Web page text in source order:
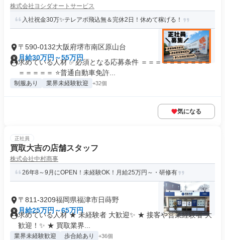
株式会社ヨシダオートサービス
入社祝金30万✨テレアポ飛込無＆完休2日！休めて稼げる！
〒590-0132大阪府堺市南区原山台
月給30万円～55万円
求めている人材 ✅必須となる応募条件 ＝＝＝＝＝＝＝＝＝＝
＝＝＝＝＝ ⭐普通自動車免許...
制服あり 業界未経験歓迎 +32個
気になる
正社員
買取大吉の店舗スタッフ
株式会社中村商事
26年8～9月にOPEN！未経験OK！月給25万円～・研修有
〒811-3209福岡県福津市日蒔野
月給25万円～65万円
求めている人材 ★ 未経験者 大歓迎✨ ★ 接客や営業経験者 大
歓迎！✨ ★ 買取業界...
業界未経験歓迎 歩合給あり +36個